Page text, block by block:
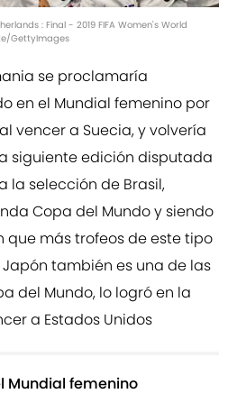
: Final - 2019 FIFA Women's World
GettyImages
se proclamaría
en el Mundial femenino por
vencer a Suecia, y volvería
siguiente edición disputada
la selección de Brasil,
Copa del Mundo y siendo
que más trofeos de este tipo
también es una de las
del Mundo, lo logró en la
a Estados Unidos
Mundial femenino